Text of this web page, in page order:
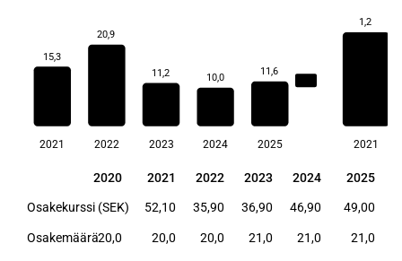
15,3
20,9
11,2 10,0
11,6
2021 2022 2023 2024 2025
1,2
2021
2020 2021 2022 2023 2024 2025
2020 2021 2022 2023 2024 2025
Osakekurssi (SEK)
- 52,10 35,90 36,90 46,90 49,00
Osakemäärä20,0 20,0 20,0 21,0 21,0 21,0